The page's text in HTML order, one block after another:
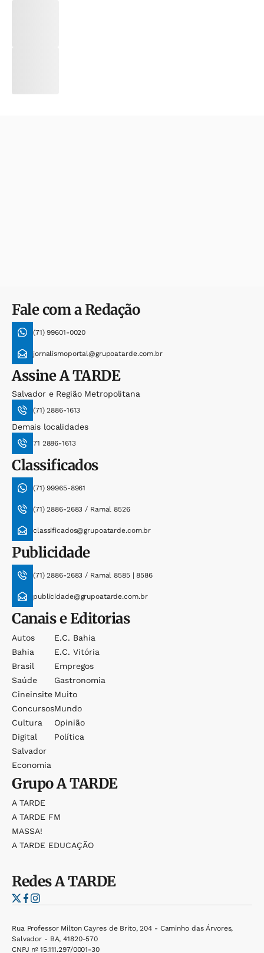
Fale com a Redação
(71) 99601-0020
jornalismoportal@grupoatarde.com.br
AssineA TARDE
Salvador e Região Metropolitana
(71) 2886-1613
Demais localidades
71 2886-1613
Classificados
(71) 99965-8961
(71) 2886-2683 / Ramal 8526
classificados@grupoatarde.com.br
Publicidade
(71) 2886-2683 / Ramal 8585 | 8586
publicidade@grupoatarde.com.br
Canais e Editorias
Autos
Bahia
Brasil
Saúde
Cineinsite
Concursos
Cultura
Digital
Salvador
Economia
E.c. Bahia
E.c. Vitória
Empregos
Gastronomia
Muito
Mundo
Opinião
Política
GrupoA TARDE
A TARDE
A TARDE FM
MASSA!
A TARDE EDUCAÇÃO
RedesA TARDE
Rua Professor Milton Cayres de Brito, 204 - Caminho das Árvores,
Salvador - BA, 41820-570
CNPJ nº 15.111.297/0001-30